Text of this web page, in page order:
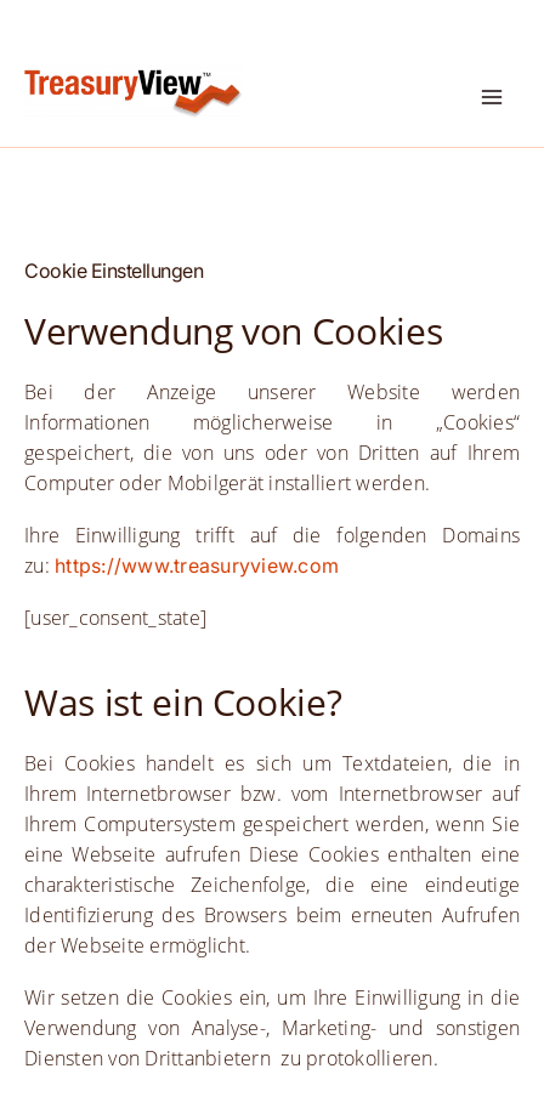
springen
Cookie Einstellungen
Verwendung von Cookies
Bei der Anzeige unserer Website werden
Informationen möglicherweise in „Cookies“
gespeichert, die von uns oder von Dritten auf Ihrem
Computer oder Mobilgerät installiert werden.
Ihre Einwilligung trifft auf die folgenden Domains
zu: https://www.treasuryview.com
[user_consent_state]
Was ist ein Cookie?
Bei Cookies handelt es sich um Textdateien, die in
Ihrem Internetbrowser bzw. vom Internetbrowser auf
Ihrem Computersystem gespeichert werden, wenn Sie
eine Webseite aufrufen Diese Cookies enthalten eine
charakteristische Zeichenfolge, die eine eindeutige
Identifizierung des Browsers beim erneuten Aufrufen
der Webseite ermöglicht.
Wir setzen die Cookies ein, um Ihre Einwilligung in die
Verwendung von Analyse-, Marketing- und sonstigen
Diensten von Drittanbietern zu protokollieren.